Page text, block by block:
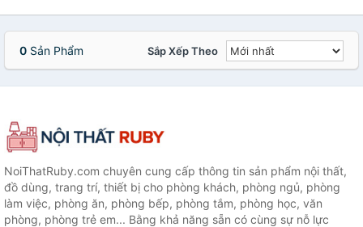
0 Sản Phẩm Sắp Xếp Theo
NoiThatRuby.com chuyên cung cấp thông tin sản phẩm nội thất,
đồ dùng, trang trí, thiết bị cho phòng khách, phòng ngủ, phòng
làm việc, phòng ăn, phòng bếp, phòng tắm, phòng học, văn
phòng, phòng trẻ em... Bằng khả năng sẵn có cùng sự nỗ lực